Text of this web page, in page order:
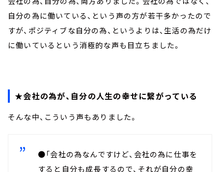
自分の為に働いている、という声の方が若干多かったので
すが、ポジティブな自分の為、というよりは、生活の為だけ
に働いているという消極的な声も目立ちました。
★会社の為が、自分の人生の幸せに繋がっている
そんな中、こういう声もありました。
●「会社の為なんですけど、会社の為に仕事を
すると自分も成長するので、それが自分の幸